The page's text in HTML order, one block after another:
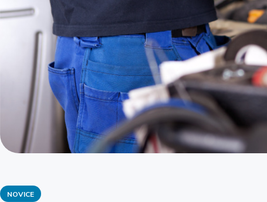
Tehnični pregled
traktorja na terenu
Zaposlitev
Traktor
NOVICE